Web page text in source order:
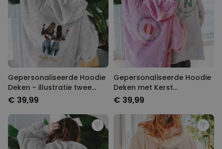
Gepersonaliseerde Hoodie
Deken - illustratie twee
vriendinnen
€ 39,99
Gepersonaliseerde Hoodie
Deken met Kerst
monogram
€ 39,99